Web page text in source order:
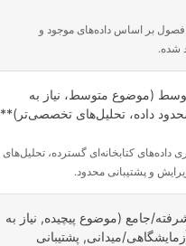
بر اساس داده‌های موجود و
شده.
(موضوع متوسط، نیاز به
داده، تحلیل‌های تخصصی‌تر)**
داده‌های کتابخانه‌ای گسترده، تحلیل‌های
و پشتیبانی محدود.
جامع (موضوع پیچیده, نیاز به
میدانی, پشتیبانی